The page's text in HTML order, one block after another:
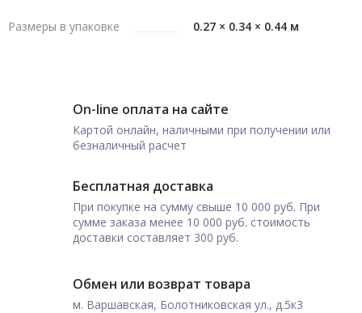
Размеры в упаковке 0.27 × 0.34 × 0.44 м
On-line оплата на сайте
Картой онлайн, наличными при получении или
безналичный расчет
Бесплатная доставка
При покупке на сумму свыше 10 000 руб. При
сумме заказа менее 10 000 руб. стоимость
доставки составляет 300 руб.
Обмен или возврат товара
м. Варшавская, Болотниковская ул., д.5к3